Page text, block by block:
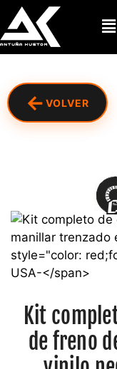
← VOLVER
Kit
de freno